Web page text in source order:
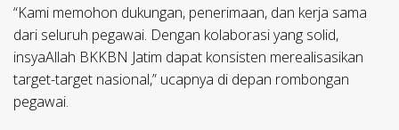
“Kami memohon dukungan, penerimaan, dan kerja sama
dari seluruh pegawai. Dengan kolaborasi yang solid,
insyaAllah BKKBN Jatim dapat konsisten merealisasikan
target-target nasional,” ucapnya di depan rombongan
pegawai.